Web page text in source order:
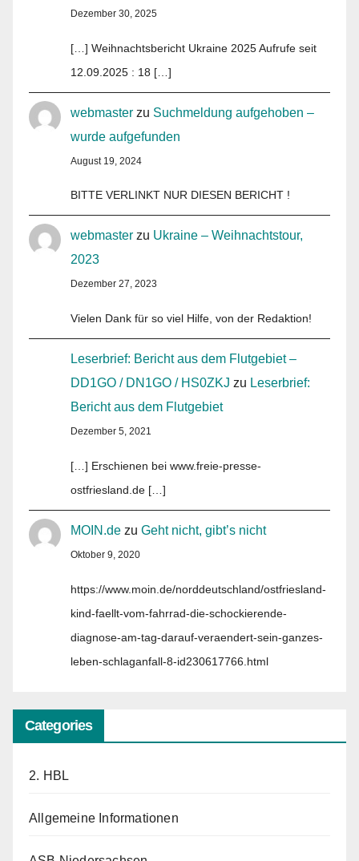
Dezember 30, 2025
[…] Weihnachtsbericht Ukraine 2025 Aufrufe seit
12.09.2025 : 18 […]
webmaster zu Suchmeldung aufgehoben –
wurde aufgefunden
August 19, 2024
BITTE VERLINKT NUR DIESEN BERICHT !
webmaster zu Ukraine – Weihnachtstour,
2023
Dezember 27, 2023
Vielen Dank für so viel Hilfe, von der Redaktion!
Leserbrief: Bericht aus dem Flutgebiet –
DD1GO / DN1GO / HS0ZKJ zu Leserbrief:
Bericht aus dem Flutgebiet
Dezember 5, 2021
[…] Erschienen bei www.freie-presse-
ostfriesland.de […]
MOIN.de zu Geht nicht, gibt’s nicht
Oktober 9, 2020
https://www.moin.de/norddeutschland/ostfriesland-
kind-faellt-vom-fahrrad-die-schockierende-
diagnose-am-tag-darauf-veraendert-sein-ganzes-
leben-schlaganfall-8-id230617766.html
Categories
2. HBL
Allgemeine Informationen